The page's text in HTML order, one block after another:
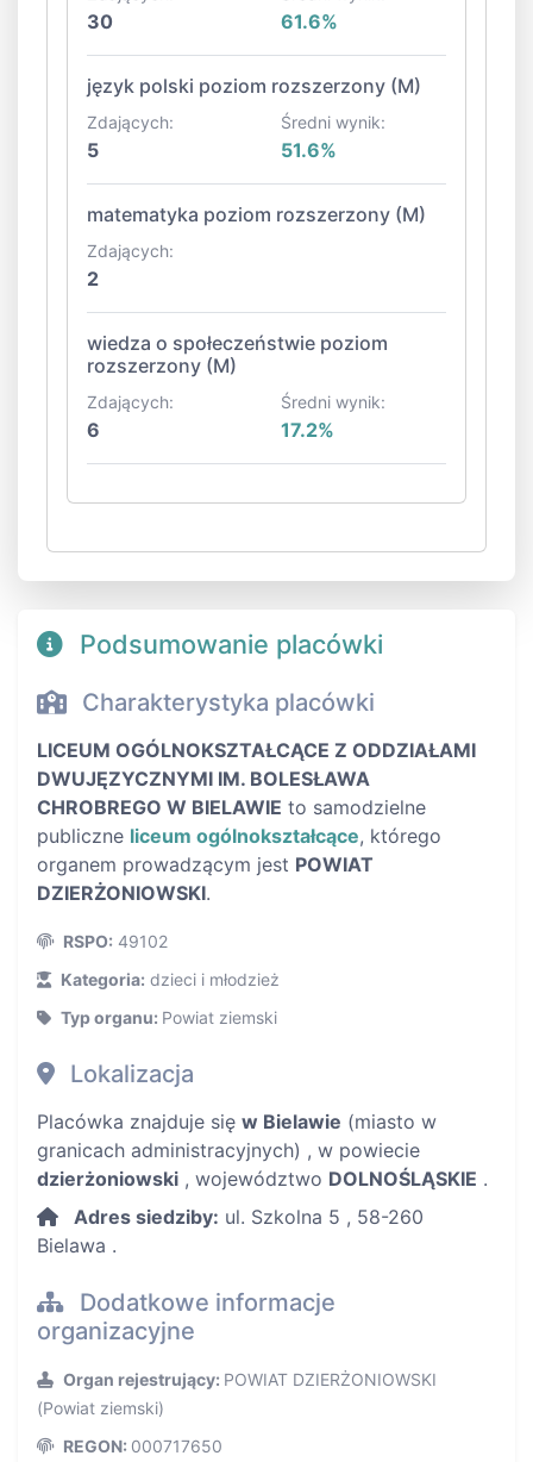
30 61.6%
język polski poziom rozszerzony (M)
Zdających:
5
Średni wynik:
51.6%
matematyka poziom rozszerzony (M)
Zdających:
2
wiedza o społeczeństwie poziom
rozszerzony (M)
Zdających:
6
Średni wynik:
17.2%
Podsumowanie placówki
Charakterystyka placówki
LICEUM OGÓLNOKSZTAŁCĄCE Z ODDZIAŁAMI
DWUJĘZYCZNYMI IM. BOLESŁAWA
CHROBREGO W BIELAWIE to samodzielne
publiczne liceum ogólnokształcące, którego
organem prowadzącym jest POWIAT
DZIERŻONIOWSKI.
RSPO: 49102
Kategoria: dzieci i młodzież
Typ organu: Powiat ziemski
Lokalizacja
Placówka znajduje się w Bielawie (miasto w
granicach administracyjnych) , w powiecie
dzierżoniowski , województwo DOLNOŚLĄSKIE .
Adres siedziby: ul. Szkolna 5 , 58-260
Bielawa .
Dodatkowe informacje
organizacyjne
Organ rejestrujący: POWIAT DZIERŻONIOWSKI
(Powiat ziemski)
REGON: 000717650